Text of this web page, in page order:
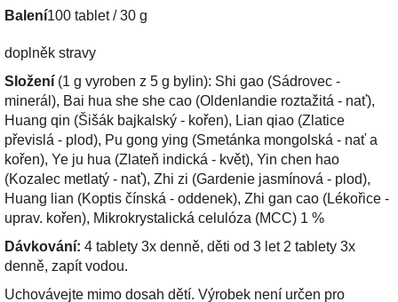
Balení100 tablet / 30 g
doplněk stravy
Složení (1 g vyroben z 5 g bylin): Shi gao (Sádrovec -
minerál), Bai hua she she cao (Oldenlandie roztažitá - nať),
Huang qin (Šišák bajkalský - kořen), Lian qiao (Zlatice
převislá - plod), Pu gong ying (Smetánka mongolská - nať a
kořen), Ye ju hua (Zlateň indická - květ), Yin chen hao
(Kozalec metlatý - nať), Zhi zi (Gardenie jasmínová - plod),
Huang lian (Koptis čínská - oddenek), Zhi gan cao (Lékořice -
uprav. kořen), Mikrokrystalická celulóza (MCC) 1 %
Dávkování: 4 tablety 3x denně, děti od 3 let 2 tablety 3x
denně, zapít vodou.
Uchovávejte mimo dosah dětí. Výrobek není určen pro